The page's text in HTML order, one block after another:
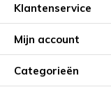
Klantenservice
Mijn account
Categorieën